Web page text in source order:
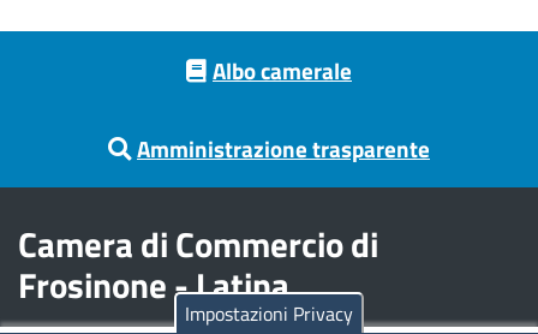
Albo camerale
Amministrazione trasparente
Camera di Commercio di
Frosinone - Latina
Impostazioni Privacy